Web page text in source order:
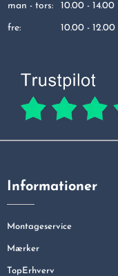
man - tors: 10.00 - 14.00
fre: 10.00 - 12.00
Informationer
Montageservice
Mærker
TopErhverv